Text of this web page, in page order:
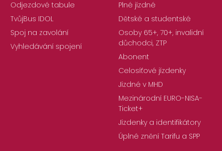
Odjezdové tabule
TvůjBus IDOL
Spoj na zavolání
Vyhledávání spojení
Plné jízdné
Dětské a studentské
Osoby 65+, 70+, invalidní
důchodci, ZTP
Abonent
Celosíťové jízdenky
Jízdné v MHD
Mezinárodní EURO-NISA-
Ticket+
Jízdenky a identifikátory
Úplné znění Tarifu a SPP